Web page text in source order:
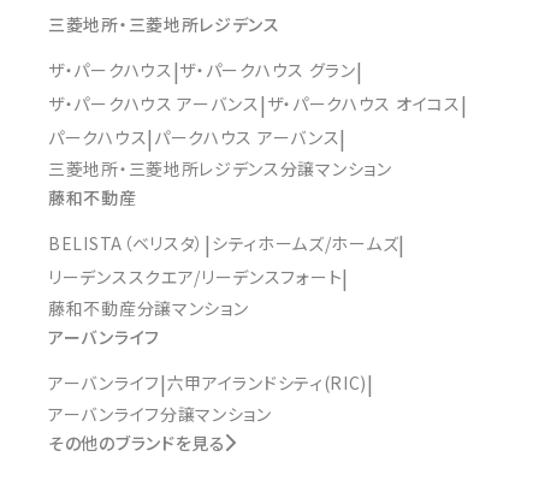
三菱地所・三菱地所レジデンス
ザ・パークハウス ザ・パークハウス グラン
ザ・パークハウス アーバンス ザ・パークハウス オイコス
パークハウス パークハウス アーバンス
三菱地所・三菱地所レジデンス分譲マンション
藤和不動産
BELISTA（ベリスタ） シティホームズ/ホームズ
リーデンススクエア/リーデンスフォート
藤和不動産分譲マンション
アーバンライフ
アーバンライフ 六甲アイランドシティ(RIC)
アーバンライフ分譲マンション
その他のブランドを見る